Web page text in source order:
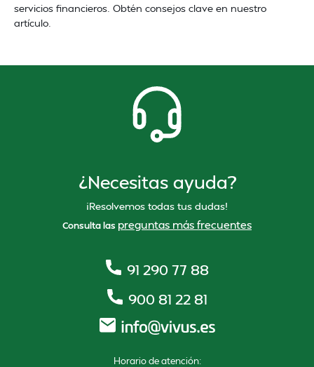
servicios financieros. Obtén consejos clave en nuestro
artículo.
¿Necesitas ayuda?
¡Resolvemos todas tus dudas!
Consulta las preguntas más frecuentes
91 290 77 88
900 81 22 81
Horario de atención: